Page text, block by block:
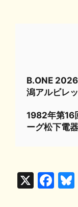
B.ONE
潟アルビレ
1982年第16
ーグ松下電器
X
F